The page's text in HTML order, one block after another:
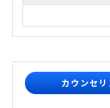
カウンセ